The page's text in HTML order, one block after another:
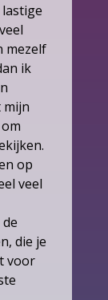
mezelf
ik
mijn
op
veel
die je
voor